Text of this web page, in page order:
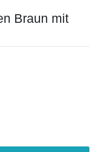
Braun mit